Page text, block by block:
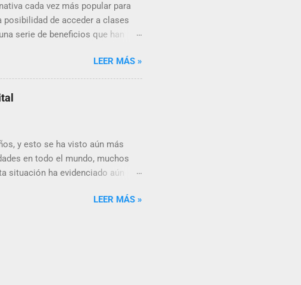
cada vez más popular para
de acceder a clases
serie de beneficios que han
la educación en línea es su
a un salón de clases en
del curso desde cualquier
LEER MÁS »
y esto se ha visto aún más
en todo el mundo, muchos
situación ha evidenciado aún
y cómo están impactando en
LEER MÁS »